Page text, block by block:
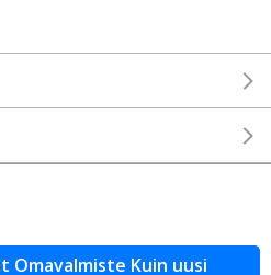
Omavalmiste Kuin uusi